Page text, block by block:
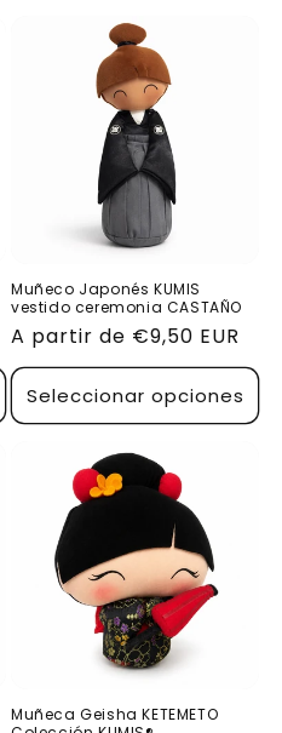
Muñeco Japonés KUMIS
vestido ceremonia CASTAÑO
Precio
habitual
A partir de €9,50 EUR
Seleccionar opciones
Muñeca Geisha KETEMETO